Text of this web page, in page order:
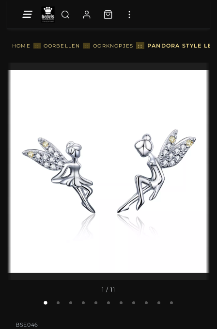
HOME :: OORBELLEN :: OORKNOPJES :: PANDORA STYLE
1 / 11
BSE046